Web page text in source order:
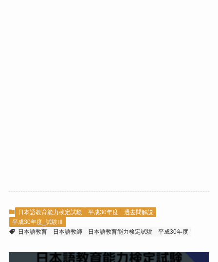
日本語教育能力検定試験
平成30年度 過去問解説
平成30年度_試験Ⅲ
日本語教育
日本語教師 日本語教育能力検定試験 平成30年度